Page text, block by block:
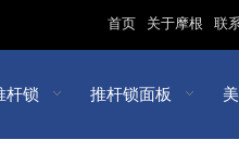
首页 关于摩根 联
杆锁 推杆锁面板